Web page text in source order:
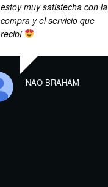
estoy muy satisfecha con la
compra y el servicio que
recibí
NAO BRAHAM